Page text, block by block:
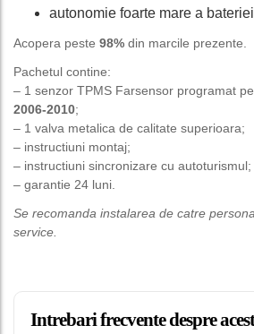
autonomie foarte mare a
Acopera peste 98% din marcile prezente.
Pachetul contine:
– 1 senzor TPMS Farsensor programat
2006-2010;
– 1 valva metalica de calitate superioara;
– instructiuni montaj;
– instructiuni sincronizare cu autoturismul;
– garantie 24 luni.
Se recomanda instalarea de catre
service.
Intrebari frecvente despre